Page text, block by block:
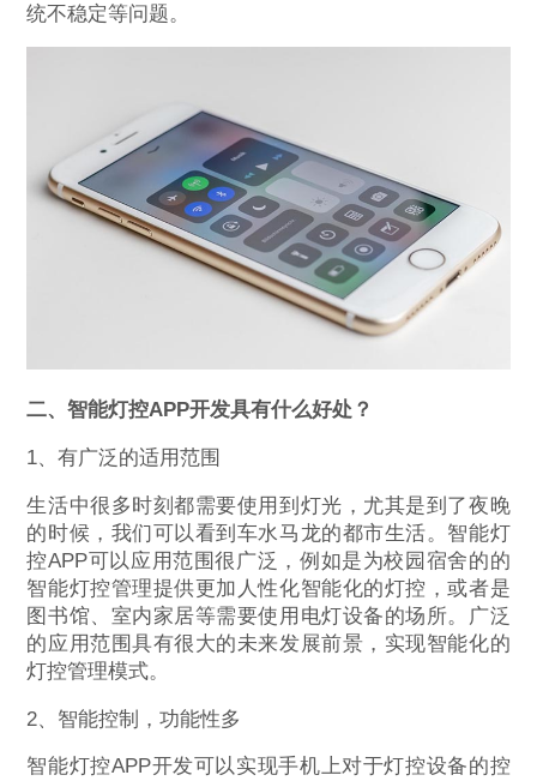
统不稳定等问题。
二、智能灯控APP开发具有什么好处？
1、有广泛的适用范围
生活中很多时刻都需要使用到灯光，尤其是到了夜晚
的时候，我们可以看到车水马龙的都市生活。智能灯
控APP可以应用范围很广泛，例如是为校园宿舍的的
智能灯控管理提供更加人性化智能化的灯控，或者是
图书馆、室内家居等需要使用电灯设备的场所。广泛
的应用范围具有很大的未来发展前景，实现智能化的
灯控管理模式。
2、智能控制，功能性多
智能灯控APP开发可以实现手机上对于灯控设备的控